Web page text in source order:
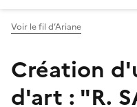
Voir le fil d’Ariane
Création
d'art : "R.